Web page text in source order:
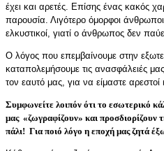
έχει και αρετές. Επίσης ένας κακός
παρουσία. Λιγότερο όμορφοι άνθρωποι
ελκυστικοί, γιατί ο άνθρωπος δεν
Ο λόγος που επεμβαίνουμε στην
καταπολεμήσουμε τις ανασφάλειές
τον εαυτό μας, για να είμαστε αρεστοί
Συμφωνείτε λοιπόν ότι το εσωτερικό
μας «ζωγραφίζουν» και προσδιορίζουν
πάλι! Για ποιό λόγο η εποχή μας ζητά